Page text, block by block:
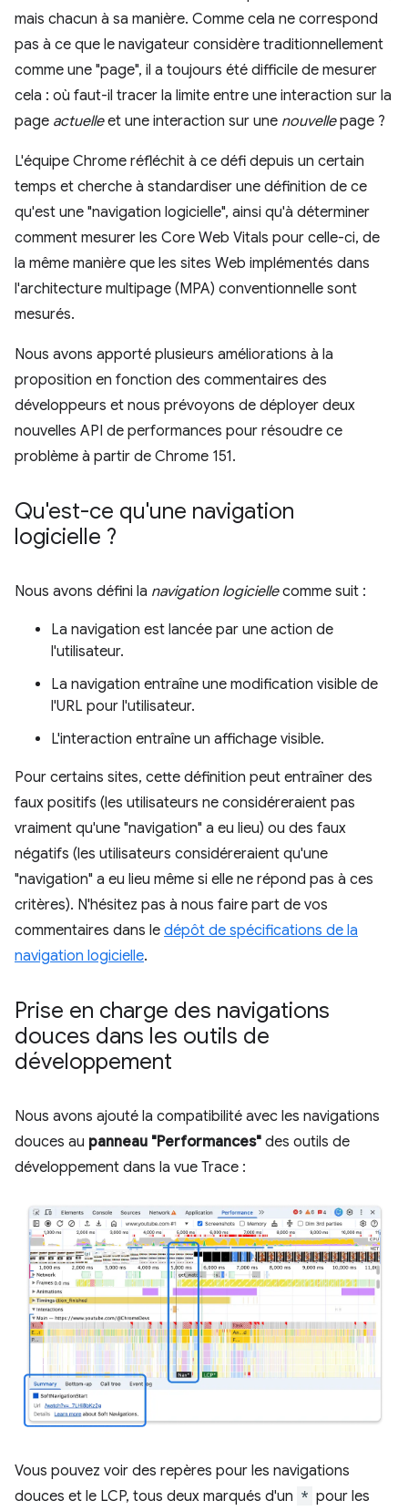
mais chacun à sa manière. Comme cela ne correspond
pas à ce que le navigateur considère traditionnellement
comme une "page", il a toujours été difficile de mesurer
cela : où faut-il tracer la limite entre une interaction sur la
page actuelleet une interaction sur une nouvellepage ?
L'équipe Chrome réfléchit à ce défi depuis un certain
temps et cherche à standardiser une définition de ce
qu'est une "navigation logicielle", ainsi qu'à déterminer
comment mesurer les Core Web Vitals pour celle-ci, de
la même manière que les sites Web implémentés dans
l'architecture multipage (MPA) conventionnelle sont
mesurés.
Nous avons apporté plusieurs améliorations à la
proposition en fonction des commentaires des
développeurs et nous prévoyons de déployer deux
nouvelles API de performances pour résoudre ce
problème à partir de Chrome 151.
Qu'est-ce qu'une navigation
logicielle ?
Nous avons défini la navigation logiciellecomme suit :
La navigation est lancée par une action de
l'utilisateur.
La navigation entraîne une modification visible de
l'URL pour l'utilisateur.
L'interaction entraîne un affichage visible.
Pour certains sites, cette définition peut entraîner des
faux positifs (les utilisateurs ne considéreraient pas
vraiment qu'une "navigation" a eu lieu) ou des faux
négatifs (les utilisateurs considéreraient qu'une
"navigation" a eu lieu même si elle ne répond pas à ces
critères). N'hésitez pas à nous faire part de vos
commentaires dans le dépôt de spécifications de la
navigation logicielle.
Prise en charge des navigations
douces dans les outils de
développement
Nous avons ajouté la compatibilité avec les navigations
douces au panneau "Performances" des outils de
développement dans la vue Trace :
Vous pouvez voir des repères pour les navigations
douces et le LCP, tous deux marqués d'un * pour les